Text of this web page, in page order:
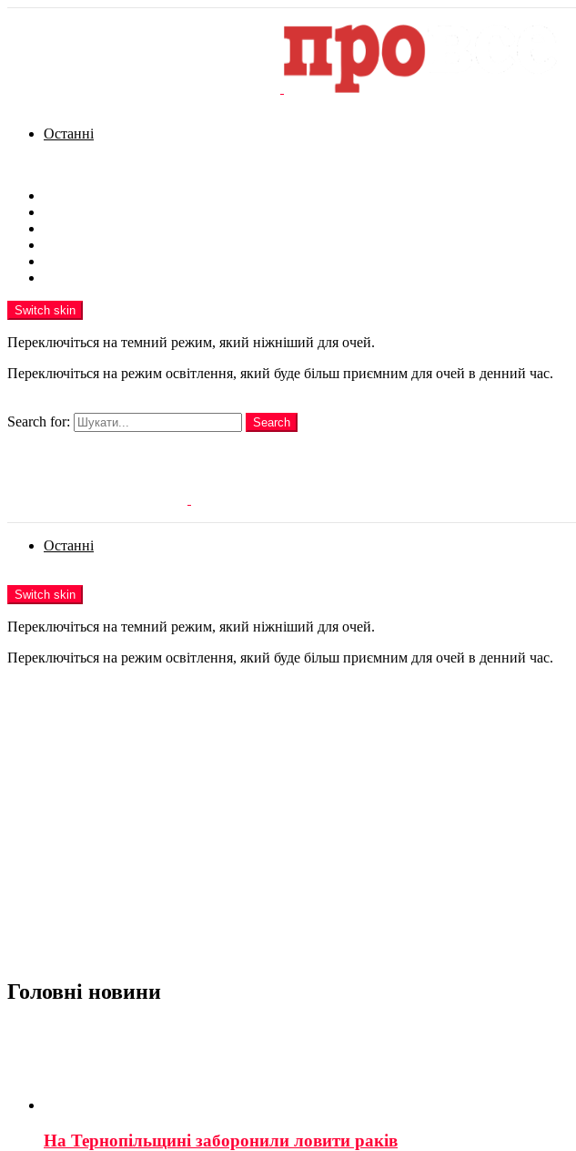
Останні
Switch skin
Переключіться на темний режим, який ніжніший для очей.
Переключіться на режим освітлення, який буде більш приємним для очей в денний час.
Search for:
Search
Останні
Switch skin
Переключіться на темний режим, який ніжніший для очей.
Переключіться на режим освітлення, який буде більш приємним для очей в денний час.
Головні новини
На Тернопільщині заборонили ловити раків